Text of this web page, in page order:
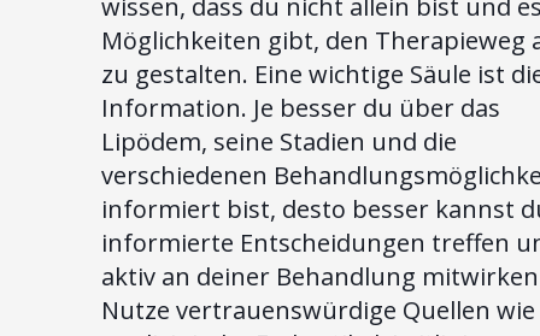
Möglichkeiten gibt, den Therapieweg
zu gestalten. Eine wichtige Säule ist
Information. Je besser du über das
Lipödem, seine Stadien und die
verschiedenen
informiert bist, desto besser kannst
informierte Entscheidungen treffen
aktiv an deiner Behandlung
Nutze vertrauenswürdige Quellen wie